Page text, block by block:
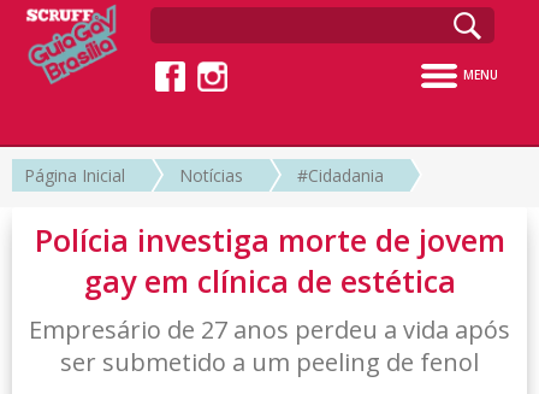
MENU
Página Inicial Notícias #Cidadania
Polícia investiga morte de jovem
gay em clínica de estética
Empresário de 27 anos perdeu a vida após
ser submetido a um peeling de fenol